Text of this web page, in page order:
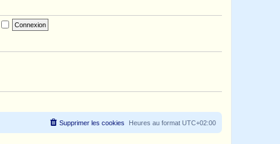
m
g
n
e
d
e
s
e
Heures au format UTC+02:00
Supprimer les cookies